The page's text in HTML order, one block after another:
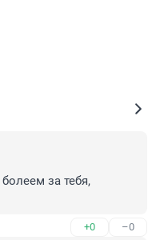
за тебя,
+0 –0